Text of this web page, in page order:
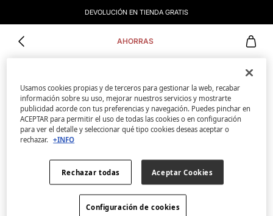
DEVOLUCIÓN EN TIENDA GRATIS
AHORRAS
Usamos cookies propias y de terceros para gestionar la web, recabar
información sobre su uso, mejorar nuestros servicios y mostrarte
publicidad acorde con tus preferencias y navegación. Puedes pinchar en
ACEPTAR para permitir el uso de todas las cookies o en configuración
para ver el detalle y seleccionar qué tipo cookies deseas aceptar o
rechazar.
+INFO
Rechazar todas Aceptar Cookies
Configuración de cookies